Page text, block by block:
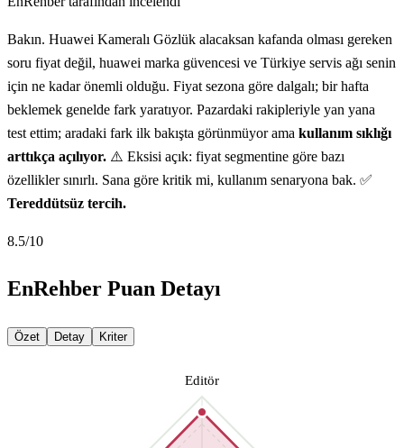
Bakın. Huawei Kameralı Gözlük alacaksan kafanda olması gereken
soru fiyat değil, huawei marka güvencesi ve Türkiye servis ağı senin
için ne kadar önemli olduğu. Fiyat sezona göre dalgalı; bir hafta
beklemek genelde fark yaratıyor. Pazardaki rakipleriyle yan yana
test ettim; aradaki fark ilk bakışta görünmüyor ama kullanım sıklığı
arttıkça açılıyor. ⚠️ Eksisi açık: fiyat segmentine göre bazı
özellikler sınırlı. Sana göre kritik mi, kullanım senaryona bak. ✅
Tereddütsüz tercih.
8.5/10
EnRehber Puan Detayı
Özet Detay Kriter
Editör